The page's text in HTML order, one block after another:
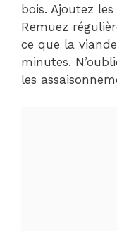
bois. Ajoutez
Remuez
ce que la
minutes.
les